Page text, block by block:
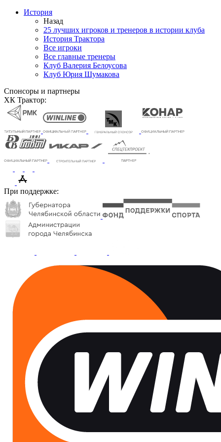
История
Назад
25 лучших игроков и тренеров в истории клуба
История Трактора
Все игроки
Все главные тренеры
Клуб Валерия Белоусова
Клуб Юрия Шумакова
Спонсоры и партнеры
ХК Трактор:
При поддержке: